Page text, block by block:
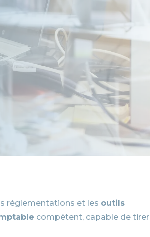
réglementations et les outils
compétent, capable de tirer